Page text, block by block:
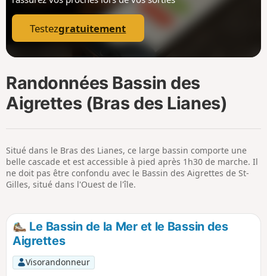
p
Testezgratuitement
Randonnées Bassin des
Aigrettes (Bras des Lianes)
Situé dans le Bras des Lianes, ce large bassin comporte une
belle cascade et est accessible à pied après 1h30 de marche. Il
ne doit pas être confondu avec le Bassin des Aigrettes de St-
Gilles, situé dans l'Ouest de l'île.
Le Bassin de la Mer et le Bassin des
Aigrettes
Visorandonneur